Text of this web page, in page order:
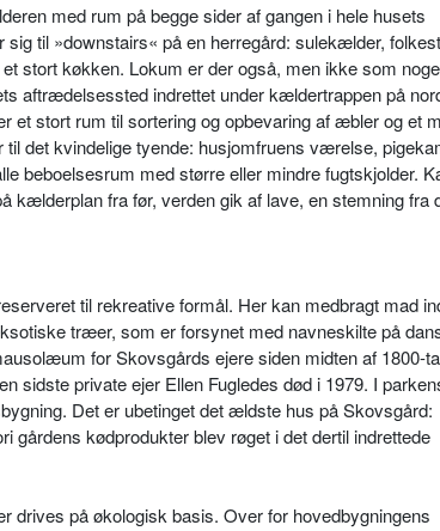
med rum på begge sider af gangen i hele husets
til »downstairs« på en herregård: sulekælder,
stort køkken. Lokum er der også, men ikke som
aftrædelsessted indrettet under kældertrappen på
et stort rum til sortering og opbevaring af æbler og et
det kvindelige tyende: husjomfruens værelse,
beboelsesrum med større eller mindre fugtskjolder.
fra før, verden gik af lave, en stemning fra
til rekreative formål. Her kan medbragt mad
træer, som er forsynet med navneskilte på
for Skovsgårds ejere siden midten af 1800-
sidste private ejer Ellen Fugledes død i 1979. I
Det er ubetinget det ældste hus på Skovsgård:
gårdens kødprodukter blev røget i det dertil indrettede
drives på økologisk basis. Over for hovedbygningens